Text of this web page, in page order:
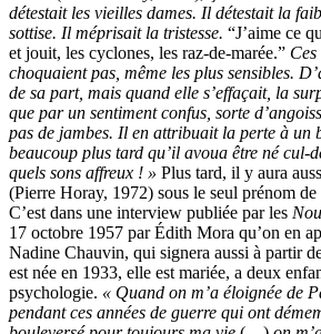
détestait les vieilles dames. Il détestait la
sottise. Il méprisait la tristesse. “J’aime ce
et jouit, les cyclones, les raz-de-marée.”
choquaient pas, même les plus sensibles.
de sa part, mais quand elle s’effaçait, la
que par un sentiment confus, sorte
pas de jambes. Il en attribuait la perte à un
beaucoup plus tard qu’il avoua être né cul-
quels sons affreux ! » Plus tard, il y aura
(Pierre Horay, 1972) sous le seul prénom
C’est dans une interview publiée par les
17 octobre 1957 par Édith Mora qu’on en
Nadine Chauvin, qui signera aussi à partir
est née en 1933, elle est mariée, a deux
psychologie. « Quand on m’a éloignée de
pendant ces années de guerre qui ont